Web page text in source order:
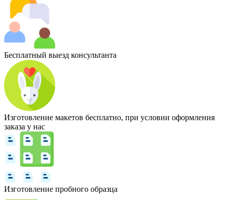
Бесплатный выезд консультанта
Изготовление макетов бесплатно, при условии оформления
заказа у нас
Изготовление пробного образца